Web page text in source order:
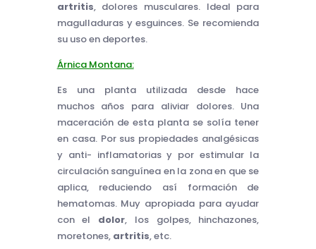
artritis, dolores musculares. Ideal para
magulladuras y esguinces. Se recomienda
su uso en deportes.
Árnica Montana:
Es una planta utilizada desde hace
muchos años para aliviar dolores. Una
maceración de esta planta se solía tener
en casa. Por sus propiedades analgésicas
y anti- inflamatorias y por estimular la
circulación sanguínea en la zona en que se
aplica, reduciendo así formación de
hematomas. Muy apropiada para ayudar
con el dolor, los golpes, hinchazones,
moretones, artritis, etc.